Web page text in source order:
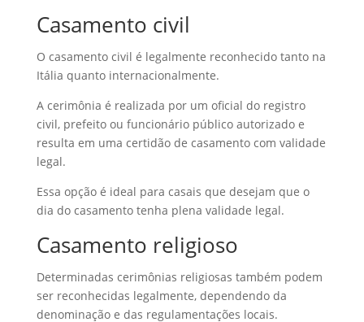
Casamento civil
O casamento civil é legalmente reconhecido tanto na
Itália quanto internacionalmente.
A cerimônia é realizada por um oficial do registro
civil, prefeito ou funcionário público autorizado e
resulta em uma certidão de casamento com validade
legal.
Essa opção é ideal para casais que desejam que o
dia do casamento tenha plena validade legal.
Casamento religioso
Determinadas cerimônias religiosas também podem
ser reconhecidas legalmente, dependendo da
denominação e das regulamentações locais.